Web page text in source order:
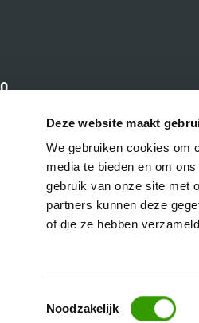
Deze website maakt
We gebruiken cookies om
media te bieden en om
gebruik van onze site met
partners kunnen deze
of die ze hebben
Toestemmingsselectie
Noodzakelijk